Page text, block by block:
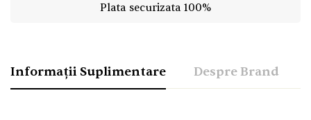
Plata securizata 100%
Informații Suplimentare Despre Brand